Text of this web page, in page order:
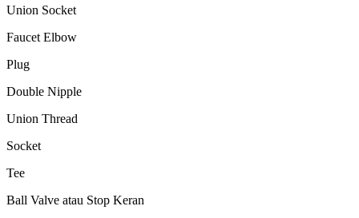
Union Socket
Faucet Elbow
Plug
Double Nipple
Union Thread
Socket
Tee
Ball Valve atau Stop Keran